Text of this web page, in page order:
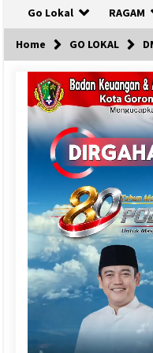
Go Lokal RAGAM
Home GO LOKAL